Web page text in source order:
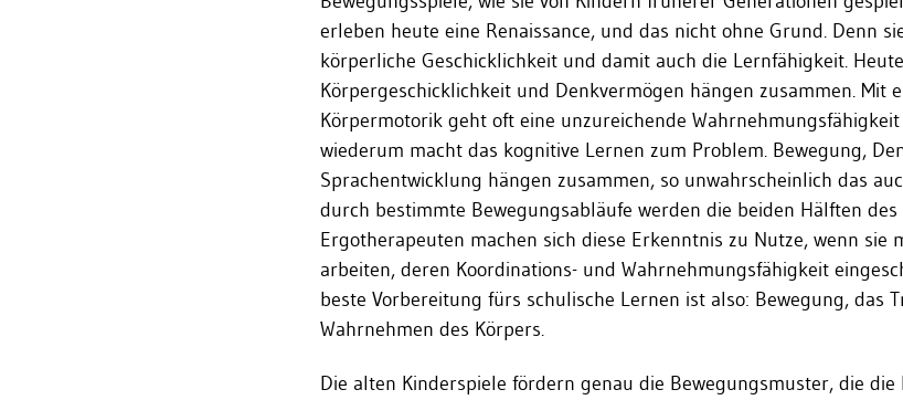
erleben heute eine Renaissance, und das nicht ohne Grund. Denn
körperliche Geschicklichkeit und damit auch die Lernfähigkeit.
Körpergeschicklichkeit und Denkvermögen hängen zusammen. Mit
Körpermotorik geht oft eine unzureichende
wiederum macht das kognitive Lernen zum Problem. Bewegung,
Sprachentwicklung hängen zusammen, so unwahrscheinlich das
durch bestimmte Bewegungsabläufe werden die beiden Hälften
Ergotherapeuten machen sich diese Erkenntnis zu Nutze, wenn sie
arbeiten, deren Koordinations- und Wahrnehmungsfähigkeit
beste Vorbereitung fürs schulische Lernen ist also: Bewegung, das
Wahrnehmen des Körpers.
Die alten Kinderspiele fördern genau die Bewegungsmuster, die